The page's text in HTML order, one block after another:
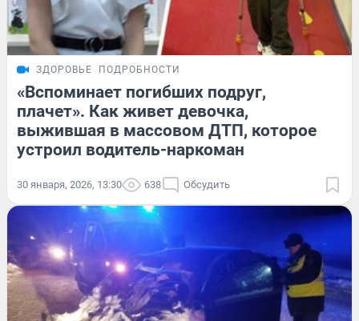
ЗДОРОВЬЕ ПОДРОБНОСТИ
«Вспоминает погибших подруг,
плачет». Как живет девочка,
выжившая в массовом ДТП, которое
устроил водитель-наркоман
30 января, 2026, 13:30 638 Обсудить